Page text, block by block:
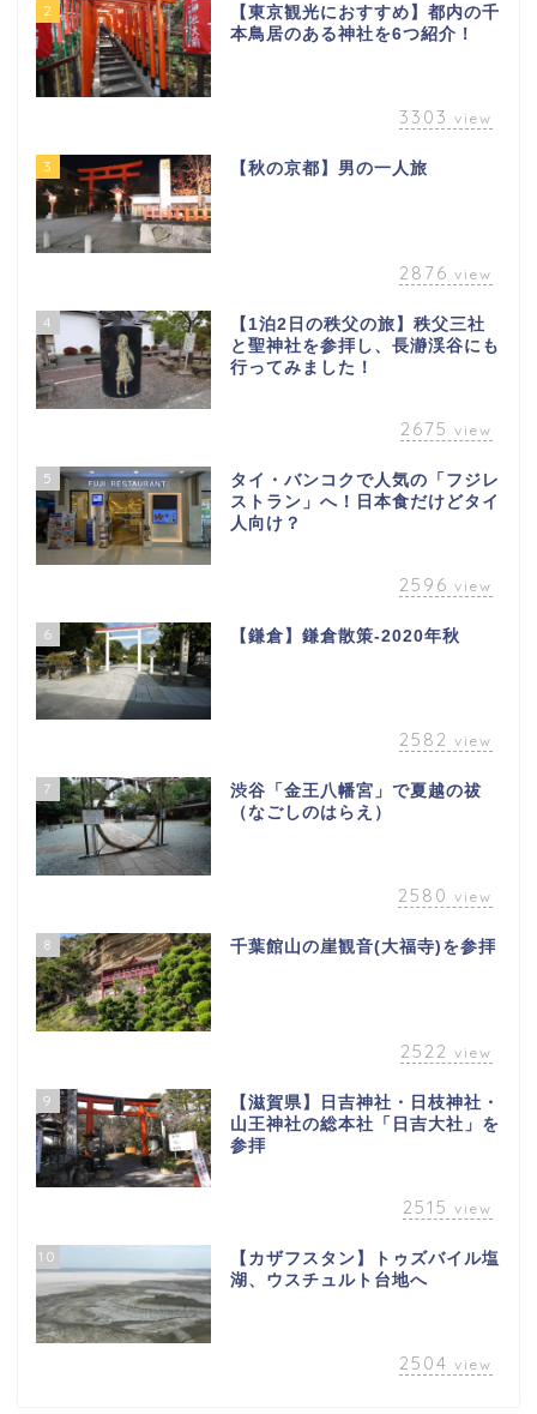
2
【東京観光におすすめ】都内の千
本鳥居のある神社を6つ紹介！
3303 view
3 【秋の京都】男の一人旅
2876 view
4
【1泊2日の秩父の旅】秩父三社
と聖神社を参拝し、長瀞渓谷にも
行ってみました！
2675 view
5
タイ・バンコクで人気の「フジレ
ストラン」へ！日本食だけどタイ
人向け？
2596 view
6 【鎌倉】鎌倉散策-2020年秋
2582 view
7
渋谷「金王八幡宮」で夏越の祓
（なごしのはらえ）
2580 view
8 千葉館山の崖観音(大福寺)を参拝
2522 view
9
【滋賀県】日吉神社・日枝神社・
山王神社の総本社「日吉大社」を
参拝
2515 view
10
【カザフスタン】トゥズバイル塩
湖、ウスチュルト台地へ
2504 view